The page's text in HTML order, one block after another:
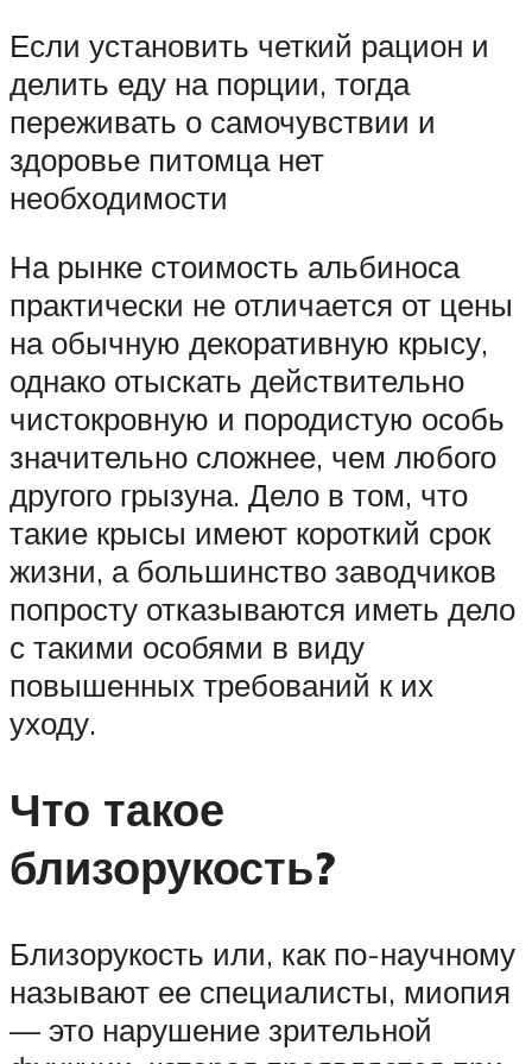
Если установить четкий рацион и
делить еду на порции, тогда
переживать о самочувствии и
здоровье питомца нет
необходимости
На рынке стоимость альбиноса
практически не отличается от цены
на обычную декоративную крысу,
однако отыскать действительно
чистокровную и породистую особь
значительно сложнее, чем любого
другого грызуна. Дело в том, что
такие крысы имеют короткий срок
жизни, а большинство заводчиков
попросту отказываются иметь дело
с такими особями в виду
повышенных требований к их
уходу.
Что такое
близорукость?
Близорукость или, как по-научному
называют ее специалисты, миопия
— это нарушение зрительной